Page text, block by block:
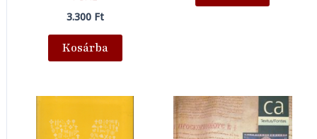
3.300 Ft
Kosárba